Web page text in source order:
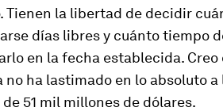
Tienen la libertad de decidir
días libres y cuánto tiempo
en la fecha establecida.
ha lastimado en lo absoluto
51 mil millones de dólares.